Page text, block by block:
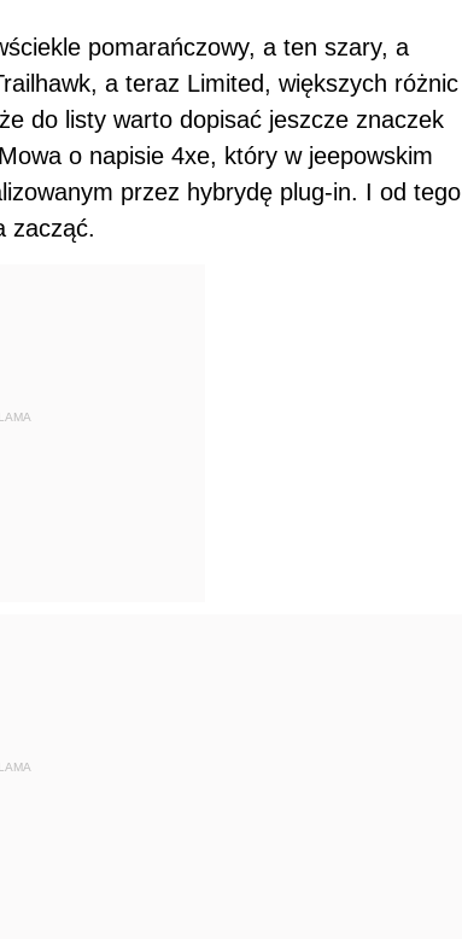
pomarańczowy, a ten szary, a
a teraz Limited, większych różnic
do listy warto dopisać jeszcze znaczek
o napisie 4xe, który w jeepowskim
przez hybrydę plug-in. I od tego
zacząć.